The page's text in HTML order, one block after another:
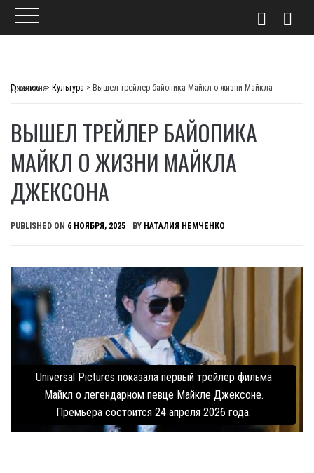
Главпост> Культура >
Вышел трейлер байопика Майкл о жизни Майкла Джексона
ВЫШЕЛ ТРЕЙЛЕР БАЙОПИКА
МАЙКЛ О ЖИЗНИ МАЙКЛА
ДЖЕКСОНА
PUBLISHED ON 6 НОЯБРЯ, 2025 BY НАТАЛИЯ НЕМЧЕНКО
Universal Pictures показала первый трейлер фильма
Майкл о легендарном певце Майкле Джексоне.
Премьера состоится 24 апреля 2026 года.